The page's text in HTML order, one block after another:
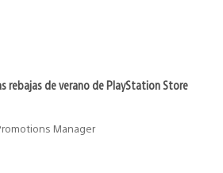
rebajas de verano de PlayStation Store
Manager